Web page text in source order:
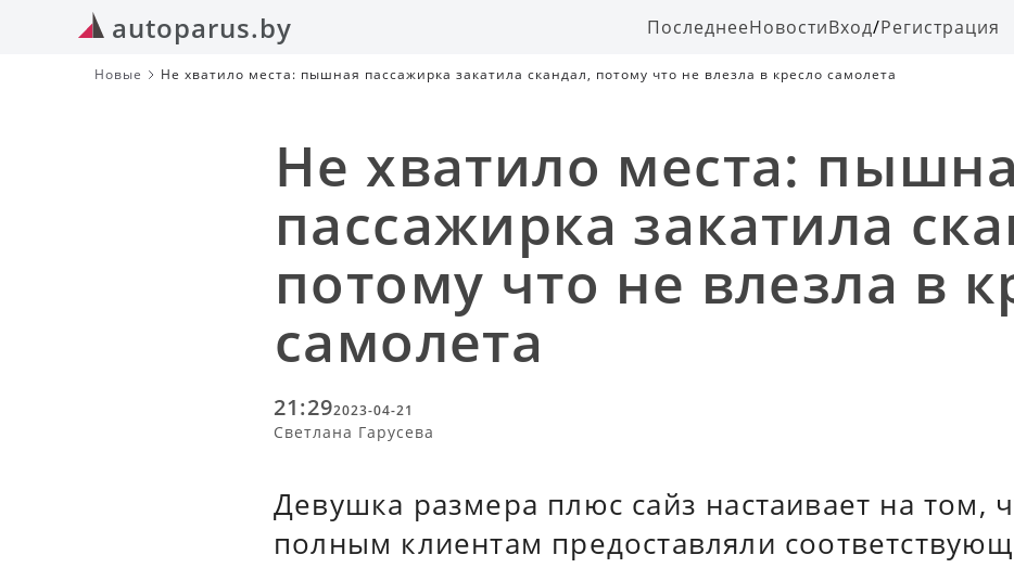
autoparus.by ПоследнееНовостиВход/Регистрация
Новые Не хватило места: пышная пассажирка закатила скандал, потому что не влезла в кресло самолета
Не хватило места:
пассажирка закатила
потому что не влезла в
самолета
21:292023-04-21
Светлана Гарусева
Девушка размера плюс сайз настаивает на том,
полным клиентам предоставляли